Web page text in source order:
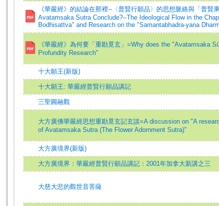
《華嚴經》的結論在那裡--〈普賢行願品〉的思想脈絡與「普賢
Avatamsaka Sutra Conclude?--The Ideological Flow in the
Bodhisattva" and Research on the "Samantabhadra-yana
《華嚴經》為何要「重勘覓玄」=Why does the "Avatamsaka
Profundity Research"
十大願王(新版)
十大願王: 華嚴經普賢行願品講記
三聖圓融觀
大方廣佛華嚴經思想重勘覓玄記玄談=A discussion on "A
of Avatamsaka Sutra (The Flower Adornment Sutra)"
大方廣境界(新版)
大方廣境界：華嚴經普賢行願品講記：2001年加拿大新講之三
大慈大悲的觀世音菩薩